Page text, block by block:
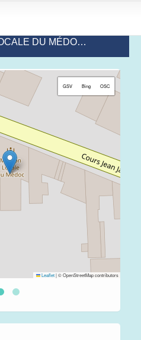
Informations MISSION LOCALE DU MÉDOC
GSV Bing OSC
Leaflet|© OpenStreetMap contributors